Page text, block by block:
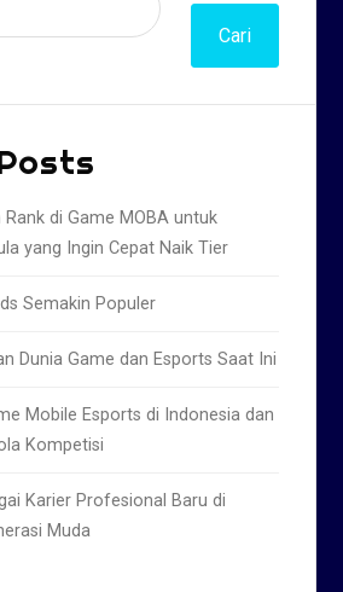
Cari
di Game MOBA untuk
yang Ingin Cepat Naik Tier
Semakin Populer
Dunia Game dan Esports Saat Ini
Mobile Esports di Indonesia dan
Kompetisi
Karier Profesional Baru di
Muda